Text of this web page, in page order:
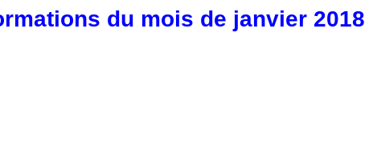
du mois de janvier 2018